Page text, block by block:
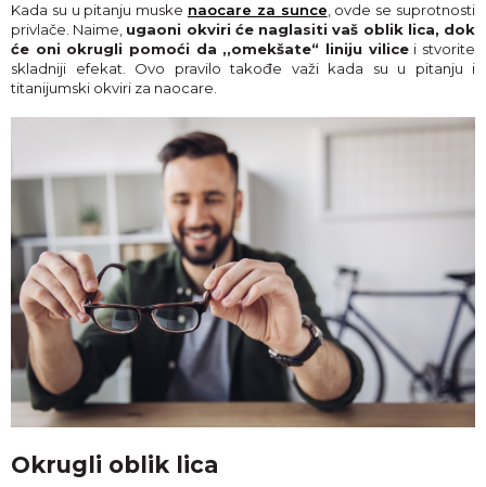
Kada su u pitanju muske naocare za sunce, ovde se suprotnosti
privlače. Naime, ugaoni okviri će naglasiti vaš oblik lica, dok
će oni okrugli pomoći da ,,omekšate“ liniju vilicei stvorite
skladniji efekat. Ovo pravilo takođe važi kada su u pitanju i
titanijumski okviri za naocare.
Okrugli oblik lica